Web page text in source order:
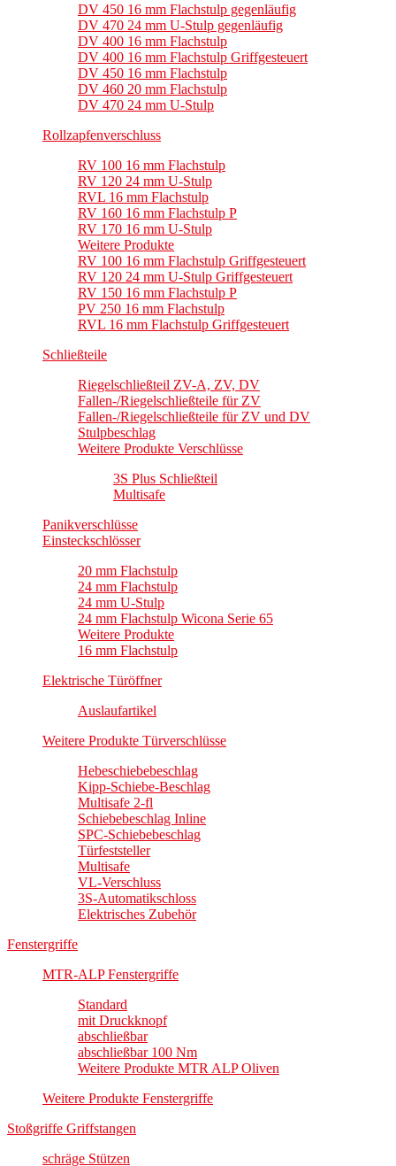
DV 450 16 mm Flachstulp gegenläufig
DV 470 24 mm U-Stulp gegenläufig
DV 400 16 mm Flachstulp
DV 400 16 mm Flachstulp Griffgesteuert
DV 450 16 mm Flachstulp
DV 460 20 mm Flachstulp
DV 470 24 mm U-Stulp
Rollzapfenverschluss
RV 100 16 mm Flachstulp
RV 120 24 mm U-Stulp
RVL 16 mm Flachstulp
RV 160 16 mm Flachstulp P
RV 170 16 mm U-Stulp
Weitere Produkte
RV 100 16 mm Flachstulp Griffgesteuert
RV 120 24 mm U-Stulp Griffgesteuert
RV 150 16 mm Flachstulp P
PV 250 16 mm Flachstulp
RVL 16 mm Flachstulp Griffgesteuert
Schließteile
Riegelschließteil ZV-A, ZV, DV
Fallen-/Riegelschließteile für ZV
Fallen-/Riegelschließteile für ZV und DV
Stulpbeschlag
Weitere Produkte Verschlüsse
3S Plus Schließteil
Multisafe
Panikverschlüsse
Einsteckschlösser
20 mm Flachstulp
24 mm Flachstulp
24 mm U-Stulp
24 mm Flachstulp Wicona Serie 65
Weitere Produkte
16 mm Flachstulp
Elektrische Türöffner
Auslaufartikel
Weitere Produkte Türverschlüsse
Hebeschiebebeschlag
Kipp-Schiebe-Beschlag
Multisafe 2-fl
Schiebebeschlag Inline
SPC-Schiebebeschlag
Türfeststeller
Multisafe
VL-Verschluss
3S-Automatikschloss
Elektrisches Zubehör
Fenstergriffe
MTR-ALP Fenstergriffe
Standard
mit Druckknopf
abschließbar
abschließbar 100 Nm
Weitere Produkte MTR ALP Oliven
Weitere Produkte Fenstergriffe
Stoßgriffe Griffstangen
schräge Stützen